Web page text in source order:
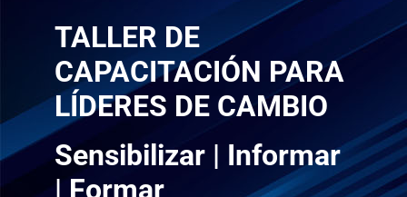
TALLER DE
CAPACITACIÓN PARA
LÍDERES DE CAMBIO
Sensibilizar | Informar
| Formar